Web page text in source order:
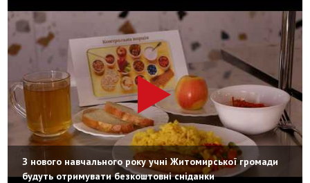
З нового навчального року учні Житомирської громади
будуть отримувати безкоштовні сніданки